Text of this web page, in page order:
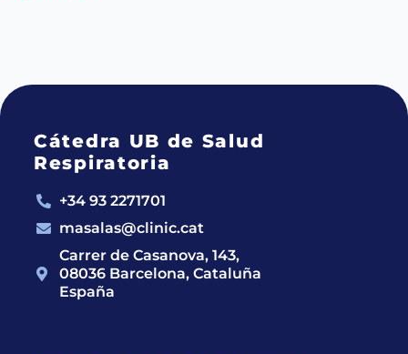
Cátedra UB de Salud
Respiratoria
+34 93 2271701
masalas@clinic.cat
Carrer de Casanova, 143,
08036 Barcelona, Cataluña
España